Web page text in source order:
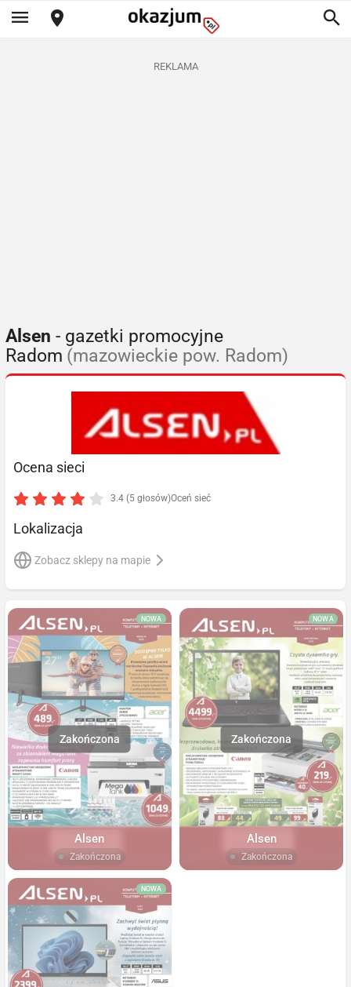
REKLAMA
Alsen - gazetki promocyjne
Radom (mazowieckie pow. Radom)
Ocena sieci
3.4 (5 głosów)Oceń sieć
Lokalizacja
Zobacz sklepy na mapie
NOWA
Alsen
Zakończona
NOWA
Alsen
Zakończona
NOWA